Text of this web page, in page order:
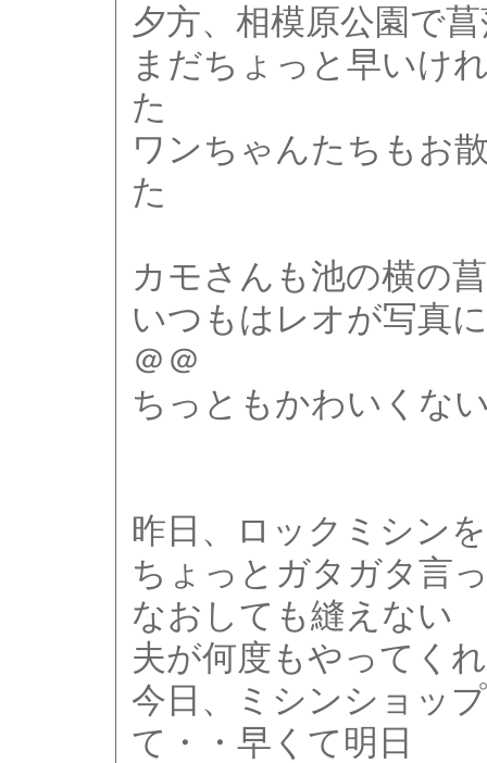
夕方、相模原公園で
まだちょっと早いけ
た
ワンちゃんたちもお
た
カモさんも池の横の
いつもはレオが写真
＠＠
ちっともかわいくな
昨日、ロックミシン
ちょっとガタガタ言
なおしても縫えない
夫が何度もやってく
今日、ミシンショッ
て・・早くて明日